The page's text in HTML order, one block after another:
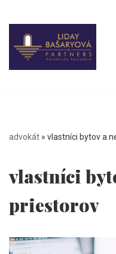
Preskočiť
na
obsah
advokát » vlastníci bytov a
vlastníci
priestorov